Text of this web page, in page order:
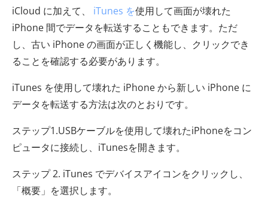
iCloud に加えて、 iTunes を使用して画面が壊れた
iPhone 間でデータを転送することもできます。ただ
し、古い iPhone の画面が正しく機能し、クリックでき
ることを確認する必要があります。
iTunes を使用して壊れた iPhone から新しい iPhone に
データを転送する方法は次のとおりです。
ステップ1.USBケーブルを使用して壊れたiPhoneをコン
ピュータに接続し、iTunesを開きます。
ステップ 2. iTunes でデバイスアイコンをクリックし、
「概要」を選択します。